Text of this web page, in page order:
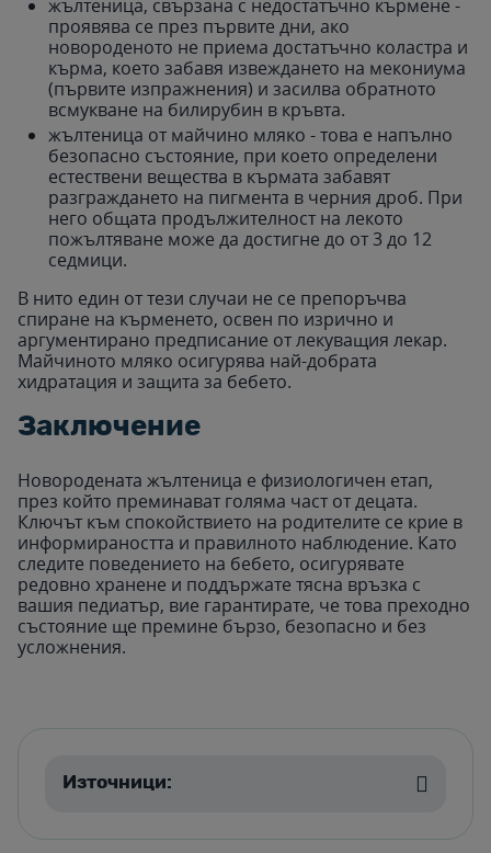
жълтеница, свързана с недостатъчно кърмене -
проявява се през първите дни, ако
новороденото не приема достатъчно коластра и
кърма, което забавя извеждането на мекониума
(първите изпражнения) и засилва обратното
всмукване на билирубин в кръвта.
жълтеница от майчино мляко - това е напълно
безопасно състояние, при което определени
естествени вещества в кърмата забавят
разграждането на пигмента в черния дроб. При
него общата продължителност на лекото
пожълтяване може да достигне до от 3 до 12
седмици.
В нито един от тези случаи не се препоръчва
спиране на кърменето, освен по изрично и
аргументирано предписание от лекуващия лекар.
Майчиното мляко осигурява най-добрата
хидратация и защита за бебето.
Заключение
Новородената жълтеница е физиологичен етап,
през който преминават голяма част от децата.
Ключът към спокойствието на родителите се крие в
информираността и правилното наблюдение. Като
следите поведението на бебето, осигурявате
редовно хранене и поддържате тясна връзка с
вашия педиатър, вие гарантирате, че това преходно
състояние ще премине бързо, безопасно и без
усложнения.
Източници: